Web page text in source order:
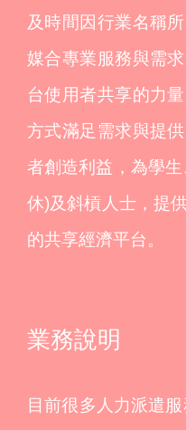
及時間因行業名稱
媒合專業服務與需
台使用者共享的力
方式滿足需求與提
者創造利益，為學
休)及斜槓人士，提
的共享經濟平台。
業務說明
目前很多人力派遣